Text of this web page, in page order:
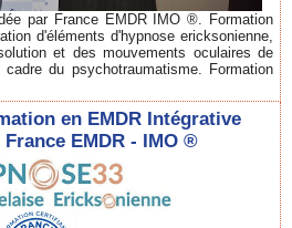
par France EMDR IMO ®. Formation
d'éléments d'hypnose ericksonienne,
et des mouvements oculaires de
du psychotraumatisme. Formation
en EMDR Intégrative
EMDR - IMO ®